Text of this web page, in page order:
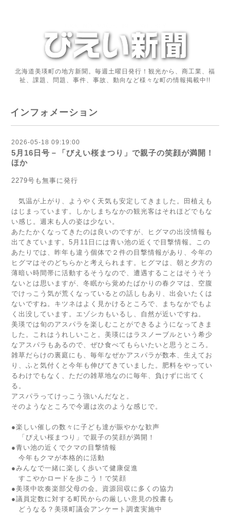
北海道美瑛町の地方新聞。毎週土曜日発行！観光から、商工業、福
祉、課題、問題、事件、事故、動向など様々な町の情報掲載中!!
インフォメーション
2026-05-18 09:19:00
5月16日号－「びえい桜まつり」で親子の笑顔が満開！
ほか
2279号も無事に発行
気温が上がり、ようやく天気も安定してきました。田植えも
はじまっています。しかしまちなかの観光客はそれほどでもな
い感じ。週末も人の姿は少ない。
あたたかくなってきたのは良いのですが、ヒグマの出没情報も
出てきています。5月11日には青い池の近くで目撃情報。この
あたりでは、昨年も違う個体で２件の目撃情報があり、今年の
ヒグマはそのどちらかと考えられます。ヒグマは、朝と夕方の
薄暗い時間帯に活動するそうなので、遭遇することはそうそう
ないとは思いますが、冬眠から覚めたばかりの春クマは、空腹
でけっこう気が荒くなっているとの話しもあり、出会いたくは
ないですね。キツネはよく見かけるところで、まちなかでもよ
く出没しています。エゾシカもいるし、自然が近いですね。
美瑛では旬のアスパラを楽しむことができるようになってきま
した。これはうれしいこと。美瑛にはラスノーブルという希少
なアスパラもあるので、ぜひ食べてもらいたいと思うところ。
雑草だらけの裏庭にも、毎年なぜかアスパラが数本、生えてお
り、ふと気付くと今年も伸びてきていました。肥料をやってい
るわけでもなく、ただの雑草地なのに毎年、負けずに出てく
る。
アスパラってけっこう強いんだなと。
そのようなところで今週は次のような感じで。
●楽しい催しの数々に子ども達が賑やかな歓声
「びえい桜まつり」で親子の笑顔が満開！
●青い池の近くでクマの目撃情報
今年もクマが本格的に活動
●みんなで一緒に楽しく歩いて健康促進
すこやかロードを歩こう！で笑顔
●美瑛中吹奏楽部父母の会。資源回収に多くの協力
●議員定数に対する町民からの厳しい意見の投書も
どうなる？美瑛町議会アンケート調査実施中